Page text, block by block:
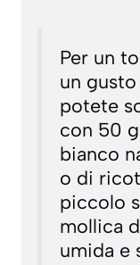
Per un
un
potete
con 50
bianco
o di
piccolo
mollica
umida e